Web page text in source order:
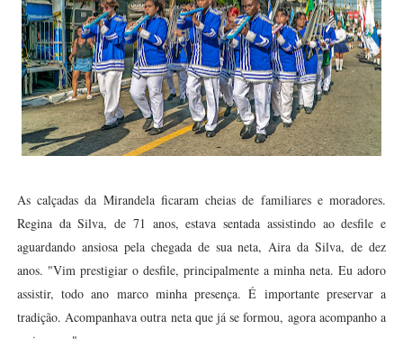
As calçadas da Mirandela ficaram cheias de familiares e moradores.
Regina da Silva, de 71 anos, estava sentada assistindo ao desfile e
aguardando ansiosa pela chegada de sua neta, Aira da Silva, de dez
anos. "Vim prestigiar o desfile, principalmente a minha neta. Eu adoro
assistir, todo ano marco minha presença. É importante preservar a
tradição. Acompanhava outra neta que já se formou, agora acompanho a